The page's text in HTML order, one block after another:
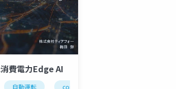
費電力Edge AI
自動運転 computing